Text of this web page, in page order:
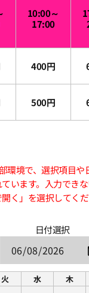
10:00～
17:00
400円
500円
環境で、選択項目
います。入力でき
く」を選択してくだ
日付選択
火 水 木